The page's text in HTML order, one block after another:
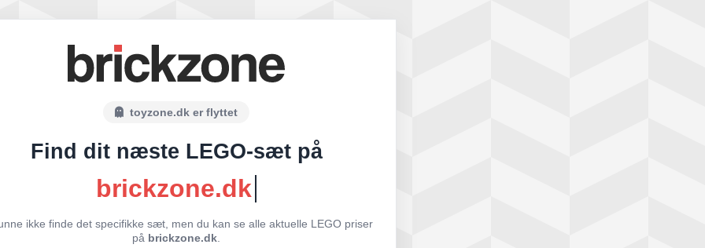
toyzone.dk er flyttet
Find dit næste LEGO-sæt på
brickzone.dk
ikke finde det specifikke sæt, men du kan se alle aktuelle LEGO priser
på brickzone.dk.